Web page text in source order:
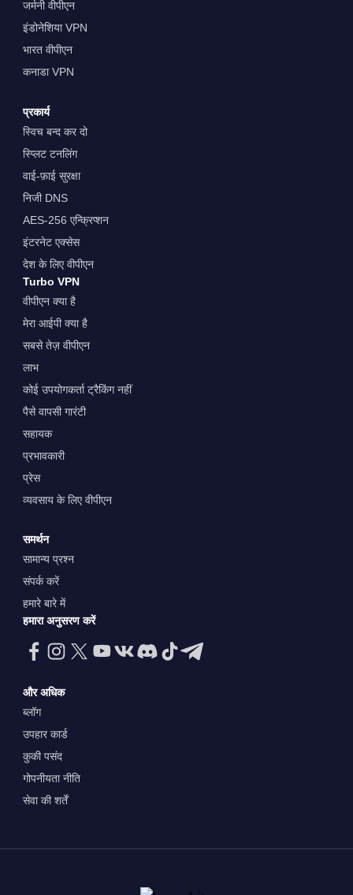
जर्मनी वीपीएन
इंडोनेशिया VPN
भारत वीपीएन
कनाडा VPN
प्रकार्य
स्विच बन्द कर दो
स्प्लिट टनलिंग
वाई-फ़ाई सुरक्षा
निजी DNS
AES-256 एन्क्रिप्शन
इंटरनेट एक्सेस
देश के लिए वीपीएन
Turbo VPN
वीपीएन क्या है
मेरा आईपी क्या है
सबसे तेज़ वीपीएन
लाभ
कोई उपयोगकर्ता ट्रैकिंग नहीं
पैसे वापसी गारंटी
सहायक
प्रभावकारी
प्रेस
व्यवसाय के लिए वीपीएन
समर्थन
सामान्य प्रश्न
संपर्क करें
हमारे बारे में
हमारा अनुसरण करें
और अधिक
ब्लॉग
उपहार कार्ड
कुकी पसंद
गोपनीयता नीति
सेवा की शर्तें